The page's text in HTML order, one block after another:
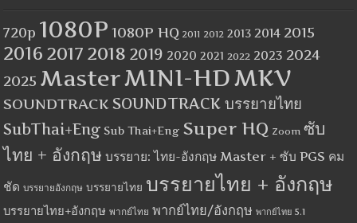
720p 1080P 1080P HQ 2011 2012 2013 2014 2015
2016 2017 2018 2019 2020 2021 2022 2023 2024
2025 MasterMINI-HDMKV
SOUNDTRACK SOUNDTRACK บรรยายไทย
SubThai+Eng Sub Thai+Eng Super HQ Zoom ซับ
ไทย + อังกฤษ บรรยาย: ไทย-อังกฤษ Master + ซับ PGS คม
ชัด บรรยายอังกฤษ บรรยายไทย บรรยายไทย + อังกฤษ
บรรยายไทย+อังกฤษ พากย์ไทย พากย์ไทย/อังกฤษ พากย์ไทย 5.1